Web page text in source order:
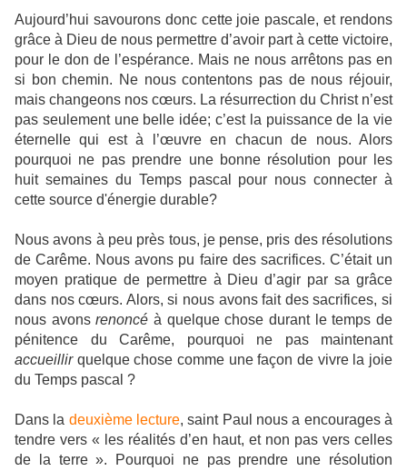
Aujourd’hui savourons donc cette joie pascale, et rendons
grâce à Dieu de nous permettre d’avoir part à cette victoire,
pour le don de l’espérance. Mais ne nous arrêtons pas en
si bon chemin. Ne nous contentons pas de nous réjouir,
mais changeons nos cœurs. La résurrection du Christ n’est
pas seulement une belle idée; c’est la puissance de la vie
éternelle qui est à l’œuvre en chacun de nous. Alors
pourquoi ne pas prendre une bonne résolution pour les
huit semaines du Temps pascal pour nous connecter à
cette source d'énergie durable?
Nous avons à peu près tous, je pense, pris des résolutions
de Carême. Nous avons pu faire des sacrifices. C’était un
moyen pratique de permettre à Dieu d’agir par sa grâce
dans nos cœurs. Alors, si nous avons fait des sacrifices, si
nous avonsrenoncé à quelque chose durant le temps de
pénitence du Carême, pourquoi ne pas maintenant
accueillirquelque chose comme une façon de vivre la joie
du Temps pascal ?
Dans la deuxième lecture, saint Paul nous a encourages à
tendre vers « les réalités d’en haut, et non pas vers celles
de la terre ». Pourquoi ne pas prendre une résolution